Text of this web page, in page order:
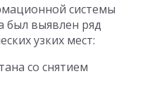
системы
был выявлен ряд
узких мест:
со снятием